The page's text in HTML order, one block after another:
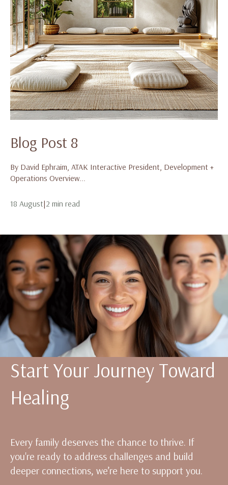
Blog Post 8
By David Ephraim, ATAK Interactive President, Development +
Operations Overview...
18 August|2 min read
Start Your Journey Toward
Healing
Every family deserves the chance to thrive. If
you're ready to address challenges and build
deeper connections, we’re here to support you.